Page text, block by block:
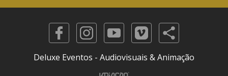
Deluxe Eventos - Audiovisuais & Animação